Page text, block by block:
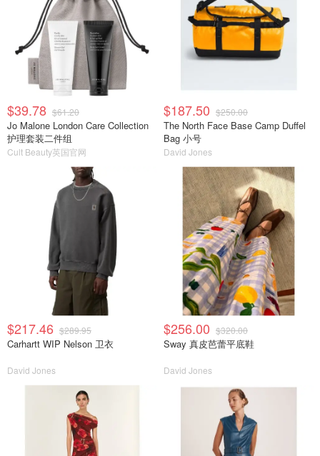
$39.78 $61.20
Jo Malone London Care Collection
护理套装二件组
Cult Beauty英国官网
$187.50 $250.00
The North Face Base Camp Duffel
Bag 小号
David Jones
$217.46 $289.95
Carhartt WIP Nelson 卫衣
David Jones
$256.00 $320.00
Sway 真皮芭蕾平底鞋
David Jones